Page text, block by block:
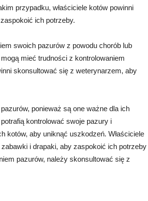
przypadku, właściciele kotów powinni
ich potrzeby.
swoich pazurów z powodu chorób lub
mieć trudności z kontrolowaniem
skonsultować się z weterynarzem, aby
ponieważ są one ważne dla ich
kontrolować swoje pazury i
kotów, aby uniknąć uszkodzeń. Właściciele
i drapaki, aby zaspokoić ich potrzeby
pazurów, należy skonsultować się z